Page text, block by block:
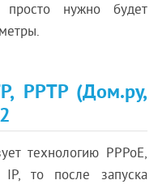
нужно будет
PPTP (Дом.ру,
технологию PPPoE,
IP, то после запуска